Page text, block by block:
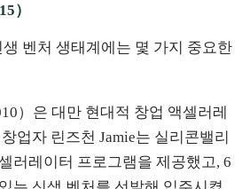
）
벤처 생태계에는 몇 가지 중요한
）은 대만 현대적 창업 액셀러레
업자 린즈천 Jamie는 실리콘밸리
러레이터 프로그램을 제공했고, 6